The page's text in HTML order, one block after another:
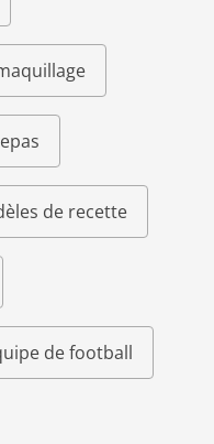
de recette
de football